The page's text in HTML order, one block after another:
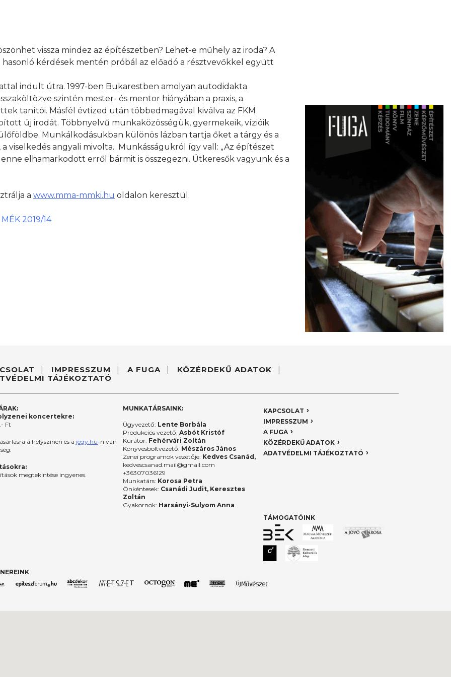
vissza mindez az építészetben? Lehet-e műhely az iroda? A
kérdések mentén próbál az előadó a résztvevőkkel együtt
indult útra. 1997-ben Bukarestben amolyan autodidakta
szintén mester- és mentor hiányában a praxis, a
tanítói. Másfél évtized után többedmagával kiválva az FKM
új irodát. Többnyelvű munkaközösségük, gyermekeik, vízióik
Munkálkodásukban különös lázban tartja őket a tárgy és a
viselkedés angyali mivolta. Munkásságukról így vall: „Az építészet
elhamarkodott erről bármit is összegezni. Útkeresők vagyunk és a
a www.mma-mmki.hu oldalon keresztül.
2019/14
IMPRESSZUM A FUGA
KÖZÉRDEKŰ ADATOK
TÁJÉKOZTATÓ
koncertekre:
Ft
a helyszínen és a jegy.hu-n van
megtekintése ingyenes.
MUNKATÁRSAINK:
Ügyvezető: Lente Borbála
Produkciós vezető: Asbót Kristóf
Kurátor: Fehérvári Zoltán
Könyvesboltvezető: Mészáros János
Zenei programok vezetője: Kedves Csanád,
kedvescsanad.mail@gmail.com
+36307036129
Munkatárs: Korosa Petra
Önkéntesek: Csanádi Judit, Keresztes
Zoltán
Gyakornok: Harsányi-Sulyom Anna
KAPCSOLAT
IMPRESSZUM
A FUGA
KÖZÉRDEKŰ ADATOK
ADATVÉDELMI TÁJÉKOZTATÓ
TÁMOGATÓINK